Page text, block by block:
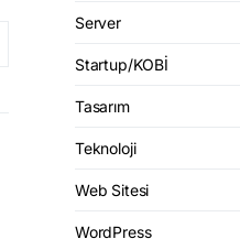
Server
Startup/KOBİ
Tasarım
Teknoloji
Web Sitesi
WordPress